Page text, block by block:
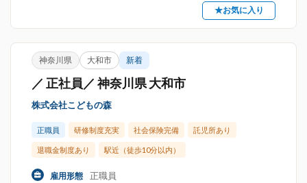
★お気に入り
神奈川県 大和市 新着
／ 正社員／ 神奈川県 大和市
株式会社こどもの森
正職員 研修制度充実 社会保険完備 託児所あり
退職金制度あり 駅近（徒歩10分以内）
雇用形態 正職員